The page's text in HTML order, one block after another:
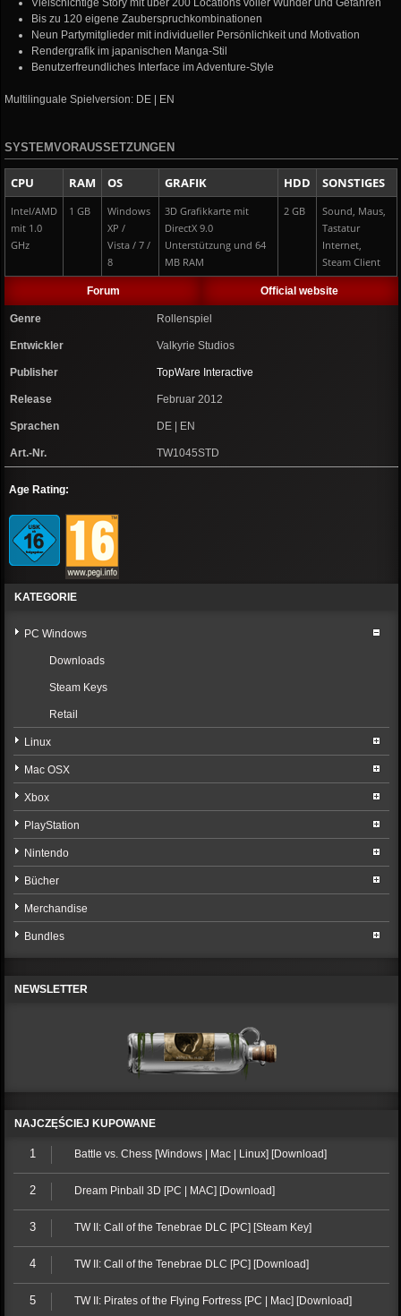
Vielschichtige Story mit über 200 Locations voller Wunder und Gefahren
Bis zu 120 eigene Zauberspruchkombinationen
Neun Partymitglieder mit individueller Persönlichkeit und Motivation
Rendergrafik im japanischen Manga-Stil
Benutzerfreundliches Interface im Adventure-Style
Multilinguale Spielversion: DE | EN
SYSTEMVORAUSSETZUNGEN
CPU RAM OS GRAFIK HDD SONSTIGES
Intel/AMD
mit 1.0
GHz
1 GB
Windows
XP /
Vista / 7 /
8
3D Grafikkarte mit
DirectX 9.0
Unterstützung und 64
MB RAM
2 GB
Sound, Maus,
Tastatur
Internet,
Steam Client
Forum Official website
Genre Rollenspiel
Entwickler Valkyrie Studios
Publisher TopWare Interactive
Release Februar 2012
Sprachen DE | EN
Art.-Nr. TW1045STD
Age Rating:
KATEGORIE
PC Windows
Downloads
Steam Keys
Retail
Linux
Mac OSX
Xbox
PlayStation
Nintendo
Bücher
Merchandise
Bundles
NEWSLETTER
NAJCZĘŚCIEJ KUPOWANE
1 Battle vs. Chess [Windows | Mac | Linux] [Download]
2 Dream Pinball 3D [PC | MAC] [Download]
3 TW II: Call of the Tenebrae DLC [PC] [Steam Key]
4 TW II: Call of the Tenebrae DLC [PC] [Download]
5 TW II: Pirates of the Flying Fortress [PC | Mac] [Download]